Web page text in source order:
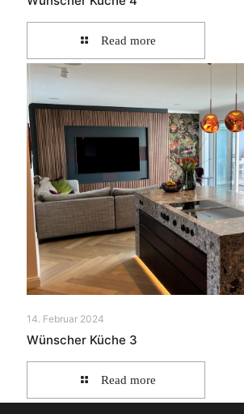
Read more
14. Februar 2024
Wünscher Küche 3
Read more